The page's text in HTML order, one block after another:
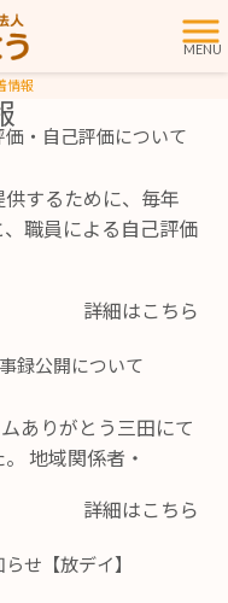
MENU
情報
・自己評価について
するために、毎年
職員による自己評価
詳細はこちら
録公開について
ありがとう三田にて
地域関係者・
詳細はこちら
せ【放デイ】